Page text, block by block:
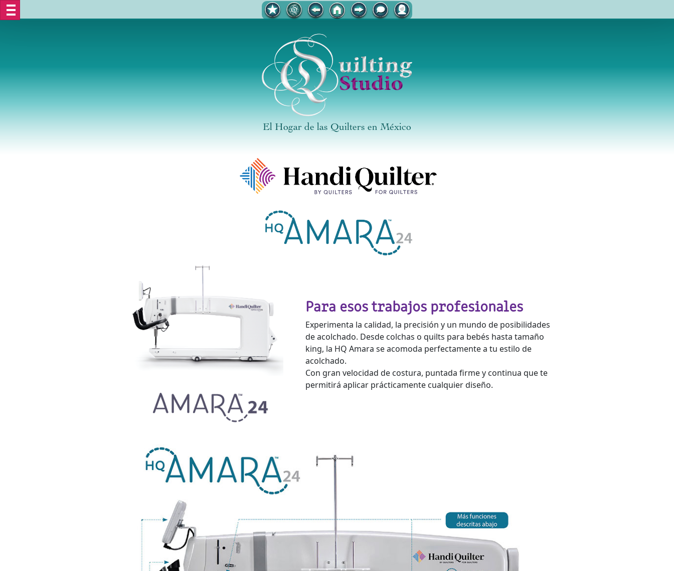
El Hogar de las Quilters en México
Para esos trabajos profesionales
Experimenta la calidad, la precisión y un mundo de posibilidades
de acolchado. Desde colchas o quilts para bebés hasta tamaño
king, la HQ Amara se acomoda perfectamente a tu estilo de
acolchado.
Con gran velocidad de costura, puntada firme y continua que te
permitirá aplicar prácticamente cualquier diseño.